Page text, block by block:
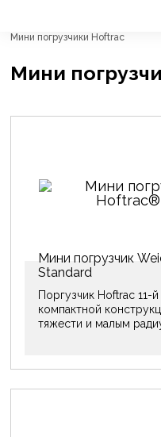
Мини погрузчики Hoftraс
Мини
Мини погрузчик
Standard
Поргузчик Hoftrac 11-
компактной
тяжести и малым